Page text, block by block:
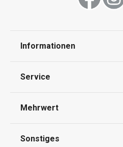
Informationen
Impressum
Service
Rückgabe von Waren/
Mehrwert
Sonstiges